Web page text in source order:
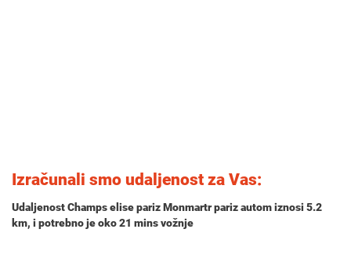
Izračunali smo udaljenost za Vas:
Udaljenost Champs elise pariz Monmartr pariz autom iznosi 5.2
km, i potrebno je oko21 minsvožnje